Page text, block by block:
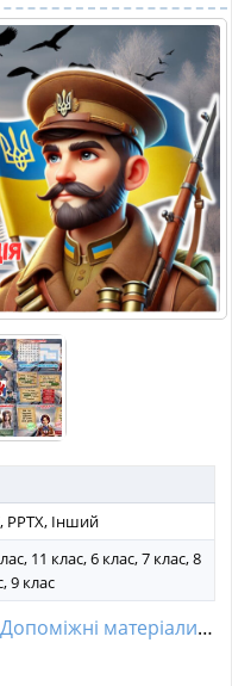
PPTX, Інший
11 клас, 6 клас, 7 клас, 8
9 клас
Допоміжні матеріали,